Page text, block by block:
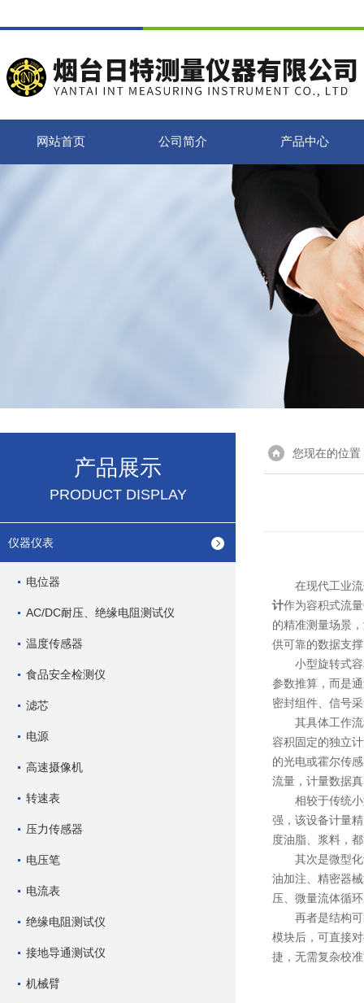
网站首页 公司简介 产品中心
产品展示
PRODUCT DISPLAY
仪器仪表
电位器
AC/DC耐压、绝缘电阻测试仪
温度传感器
食品安全检测仪
滤芯
电源
高速摄像机
转速表
压力传感器
电压笔
电流表
绝缘电阻测试仪
接地导通测试仪
机械臂
您现在的位置
在现代工业流
计作为容积式流
的精准测量场景
供可靠的数据支
小型旋转式容
参数推算，而是
密封组件、信号
其具体工作流
容积固定的独立
的光电或霍尔传
流量，计量数据
相较于传统小
强，该设备计量
度油脂、浆料，
其次是微型化
油加注、精密器
压、微量流体循
再者是结构可
模块后，可直接
捷，无需复杂校